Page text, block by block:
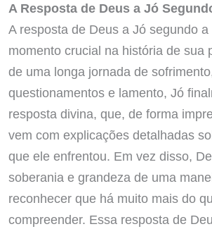
A Resposta de Deus a Jó
A resposta de Deus a Jó segundo
momento crucial na história de sua
de uma longa jornada de
questionamentos e lamento, Jó
resposta divina, que, de forma
vem com explicações detalhadas
que ele enfrentou. Em vez disso,
soberania e grandeza de uma
reconhecer que há muito mais do
compreender. Essa resposta de